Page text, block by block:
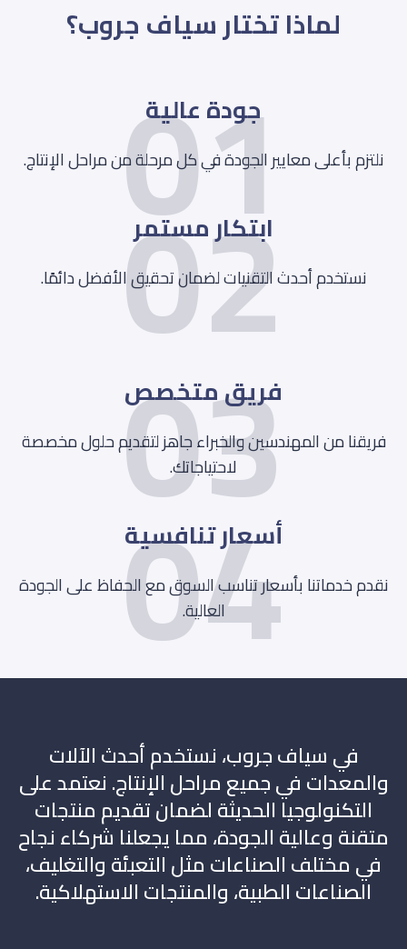
لماذا تختار سياف جروب؟
01
جودة عالية
نلتزم بأعلى معايير الجودة في كل مرحلة من مراحل الإنتاج.
02
ابتكار مستمر
نستخدم أحدث التقنيات لضمان تحقيق الأفضل دائمًا.
03
فريق متخصص
فريقنا من المهندسين والخبراء جاهز لتقديم حلول مخصصة
لاحتياجاتك.
04
أسعار تنافسية
نقدم خدماتنا بأسعار تناسب السوق مع الحفاظ على الجودة
العالية.
في سياف جروب، نستخدم أحدث الآلات
والمعدات في جميع مراحل الإنتاج. نعتمد على
التكنولوجيا الحديثة لضمان تقديم منتجات
متقنة وعالية الجودة، مما يجعلنا شركاء نجاح
في مختلف الصناعات مثل التعبئة والتغليف،
الصناعات الطبية، والمنتجات الاستهلاكية.